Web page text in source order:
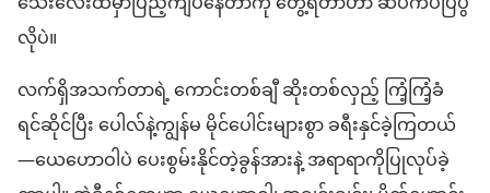
လို​ပဲ။
လက်ရှိ​အသက်တာရဲ့ ကောင်း​တစ်​ချီ ဆိုး​တစ်​လှည့် ကြံ့ကြံ့ခံ​
ရင်ဆိုင်​ပြီး ပေါလ်​နဲ့​ကျွန်မ မိုင်​ပေါင်း​များစွာ ခရီးနှင်​ခဲ့​ကြတယ်
—ယေဟောဝါ​ပဲ ပေးစွမ်း​နိုင်​တဲ့​ခွန်အား​နဲ့ အရာရာကို​ပြုလုပ်​ခဲ့​